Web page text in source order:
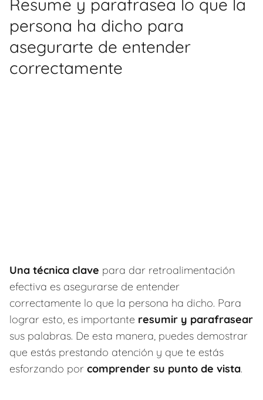
Resume y parafrasea lo que la
persona ha dicho para
asegurarte de entender
correctamente
Una técnica clave para dar retroalimentación
efectiva es asegurarse de entender
correctamente lo que la persona ha dicho. Para
lograr esto, es importante resumir y parafrasear
sus palabras. De esta manera, puedes demostrar
que estás prestando atención y que te estás
esforzando por comprender su punto de vista.